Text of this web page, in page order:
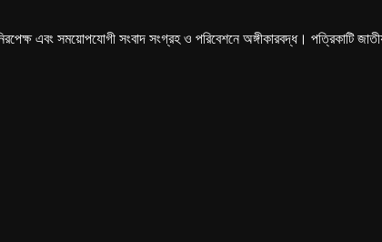
এবং সময়োপযোগী সংবাদ সংগ্রহ ও পরিবেশনে অঙ্গীকারবদ্ধ। পত্রিকাটি